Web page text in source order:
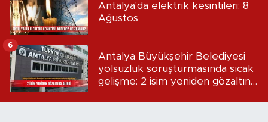
Antalya'da elektrik kesintileri: 8
Ağustos
Antalya Büyükşehir Belediyesi
yolsuzluk soruşturmasında sıcak
gelişme: 2 isim yeniden gözaltına
6